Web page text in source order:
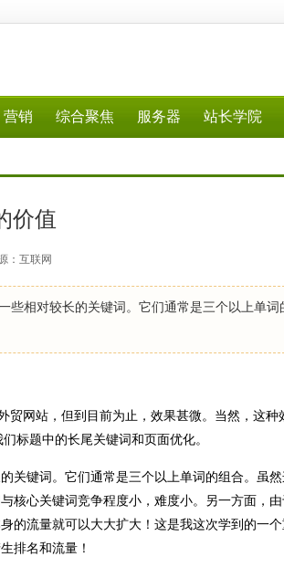
营销 综合聚焦 服务器 站长学院
价值
：互联网
些相对较长的关键词。它们通常是三个以上单词
贸网站，但到目前为止，效果甚微。当然，这种
标题中的长尾关键词和页面优化。
关键词。它们通常是三个以上单词的组合。虽
核心关键词竞争程度小，难度小。另一方面，
的流量就可以大大扩大！这是我这次学到的一
排名和流量！